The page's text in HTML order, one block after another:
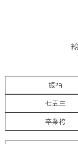
振袖
七五三
卒業袴